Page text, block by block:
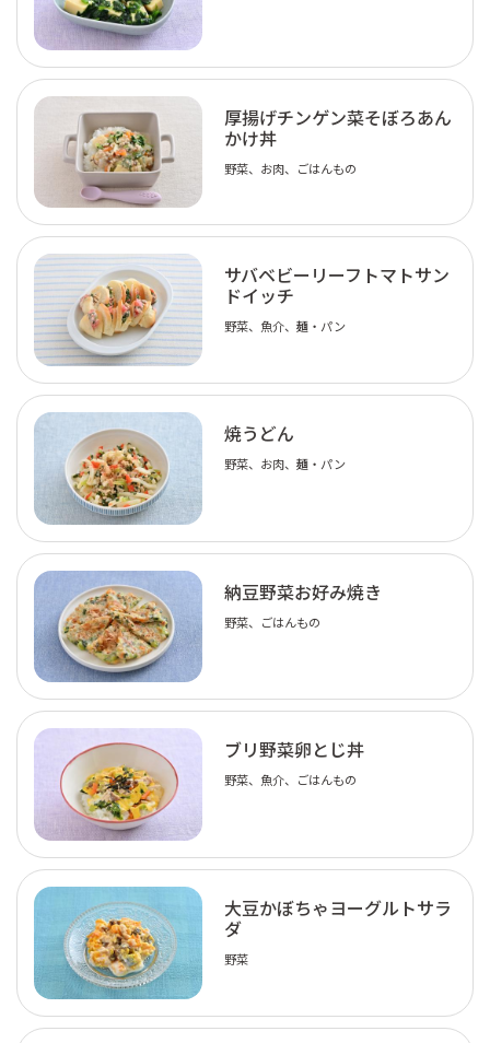
厚揚げチンゲン菜そぼろあん
かけ丼
野菜、お肉、ごはんもの
サバベビーリーフトマトサン
ドイッチ
野菜、魚介、麺・パン
焼うどん
野菜、お肉、麺・パン
納豆野菜お好み焼き
野菜、ごはんもの
ブリ野菜卵とじ丼
野菜、魚介、ごはんもの
大豆かぼちゃヨーグルトサラ
ダ
野菜